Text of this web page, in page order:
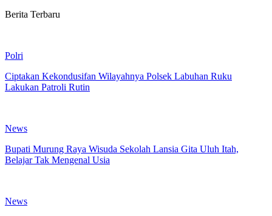
Berita Terbaru
Polri
Ciptakan Kekondusifan Wilayahnya Polsek Labuhan Ruku
Lakukan Patroli Rutin
News
Bupati Murung Raya Wisuda Sekolah Lansia Gita Uluh Itah,
Belajar Tak Mengenal Usia
News